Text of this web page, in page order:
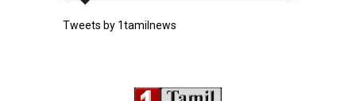
Tweets by 1tamilnews